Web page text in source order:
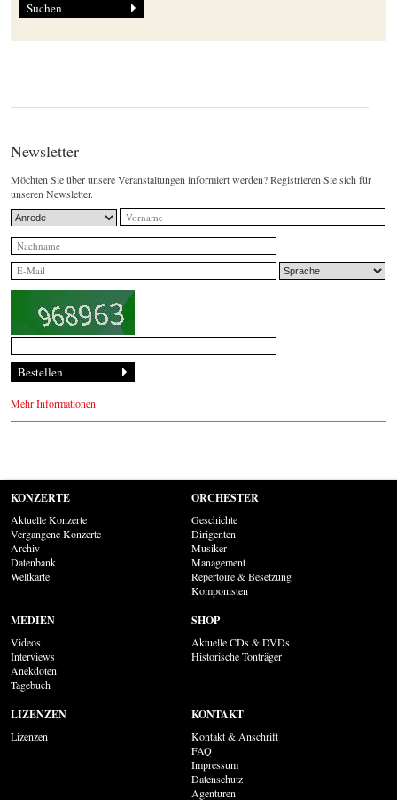
Newsletter
Möchten Sie über unsere Veranstaltungen informiert werden? Registrieren Sie sich für
unseren Newsletter.
Mehr Informationen
KONZERTE
Aktuelle Konzerte
Vergangene Konzerte
Archiv
Datenbank
Weltkarte
ORCHESTER
Geschichte
Dirigenten
Musiker
Management
Repertoire & Besetzung
Komponisten
MEDIEN
Videos
Interviews
Anekdoten
Tagebuch
SHOP
Aktuelle CDs & DVDs
Historische Tonträger
LIZENZEN
Lizenzen
KONTAKT
Kontakt & Anschrift
FAQ
Impressum
Datenschutz
Agenturen